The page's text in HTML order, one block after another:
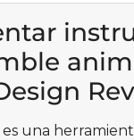
es una